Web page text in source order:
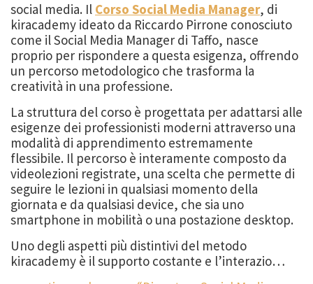
social media. Il Corso Social Media Manager, di
kiracademy ideato da Riccardo Pirrone conosciuto
come il Social Media Manager di Taffo, nasce
proprio per rispondere a questa esigenza, offrendo
un percorso metodologico che trasforma la
creatività in una professione.
La struttura del corso è progettata per adattarsi alle
esigenze dei professionisti moderni attraverso una
modalità di apprendimento estremamente
flessibile. Il percorso è interamente composto da
videolezioni registrate, una scelta che permette di
seguire le lezioni in qualsiasi momento della
giornata e da qualsiasi device, che sia uno
smartphone in mobilità o una postazione desktop.
Uno degli aspetti più distintivi del metodo
kiracademy è il supporto costante e l’interazio…